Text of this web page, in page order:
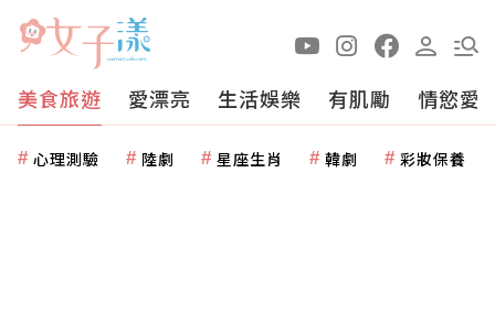
美食旅遊 愛漂亮 生活娛樂 有肌勵 情慾愛
心理測驗 陸劇 星座生肖 韓劇 彩妝保養